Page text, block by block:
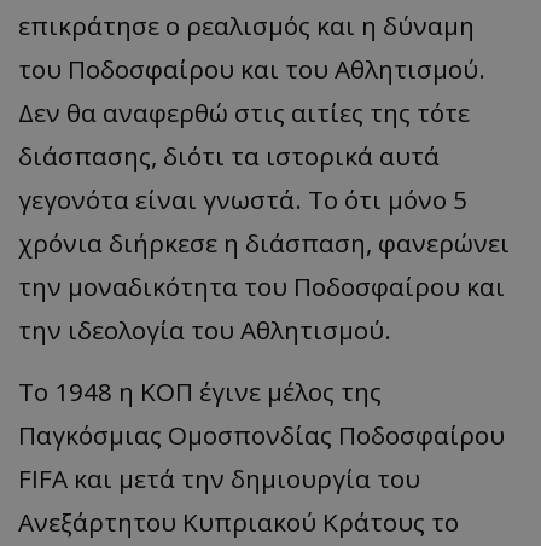
επικράτησε ο ρεαλισμός και η δύναμη
του Ποδοσφαίρου και του Αθλητισμού.
Δεν θα αναφερθώ στις αιτίες της τότε
διάσπασης, διότι τα ιστορικά αυτά
γεγονότα είναι γνωστά. Το ότι μόνο 5
χρόνια διήρκεσε η διάσπαση, φανερώνει
την μοναδικότητα του Ποδοσφαίρου και
την ιδεολογία του Αθλητισμού.
Το 1948 η ΚΟΠ έγινε μέλος της
Παγκόσμιας Ομοσπονδίας Ποδοσφαίρου
FIFA και μετά την δημιουργία του
Ανεξάρτητου Κυπριακού Κράτους το